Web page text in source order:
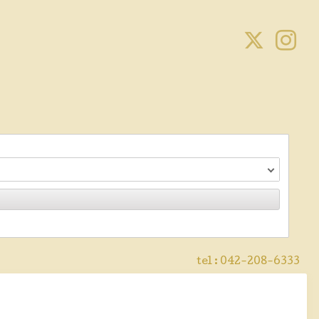
tel : 042-208-6333